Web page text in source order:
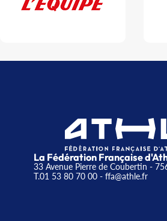
La Fédération Française
33 Avenue Pierre de Coubertin -
T.01 53 80 70 00- ffa@athle.fr